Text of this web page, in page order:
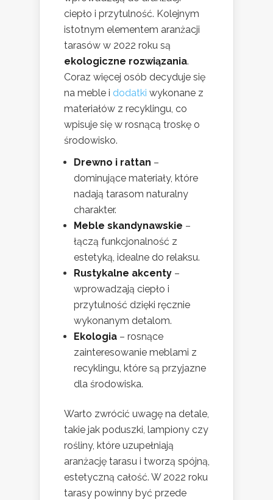
ciepło i przytulność. Kolejnym
istotnym elementem aranżacji
tarasów w 2022 roku są
ekologiczne rozwiązania.
Coraz więcej osób decyduje się
na meble i dodatki wykonane z
materiałów z recyklingu, co
wpisuje się w rosnącą troskę o
środowisko.
Drewno i rattan –
dominujące materiały, które
nadają tarasom naturalny
charakter.
Meble skandynawskie –
łączą funkcjonalność z
estetyką, idealne do relaksu.
Rustykalne akcenty –
wprowadzają ciepło i
przytulność dzięki ręcznie
wykonanym detalom.
Ekologia – rosnące
zainteresowanie meblami z
recyklingu, które są przyjazne
dla środowiska.
Warto zwrócić uwagę na detale,
takie jak poduszki, lampiony czy
rośliny, które uzupełniają
aranżację tarasu i tworzą spójną,
estetyczną całość. W 2022 roku
tarasy powinny być przede